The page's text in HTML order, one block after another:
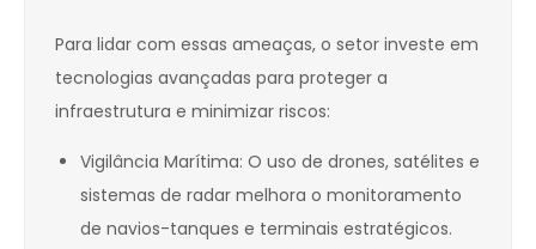
Para lidar com essas ameaças, o setor investe em
tecnologias avançadas para proteger a
infraestrutura e minimizar riscos:
Vigilância Marítima: O uso de drones, satélites e
sistemas de radar melhora o monitoramento
de navios-tanques e terminais estratégicos.